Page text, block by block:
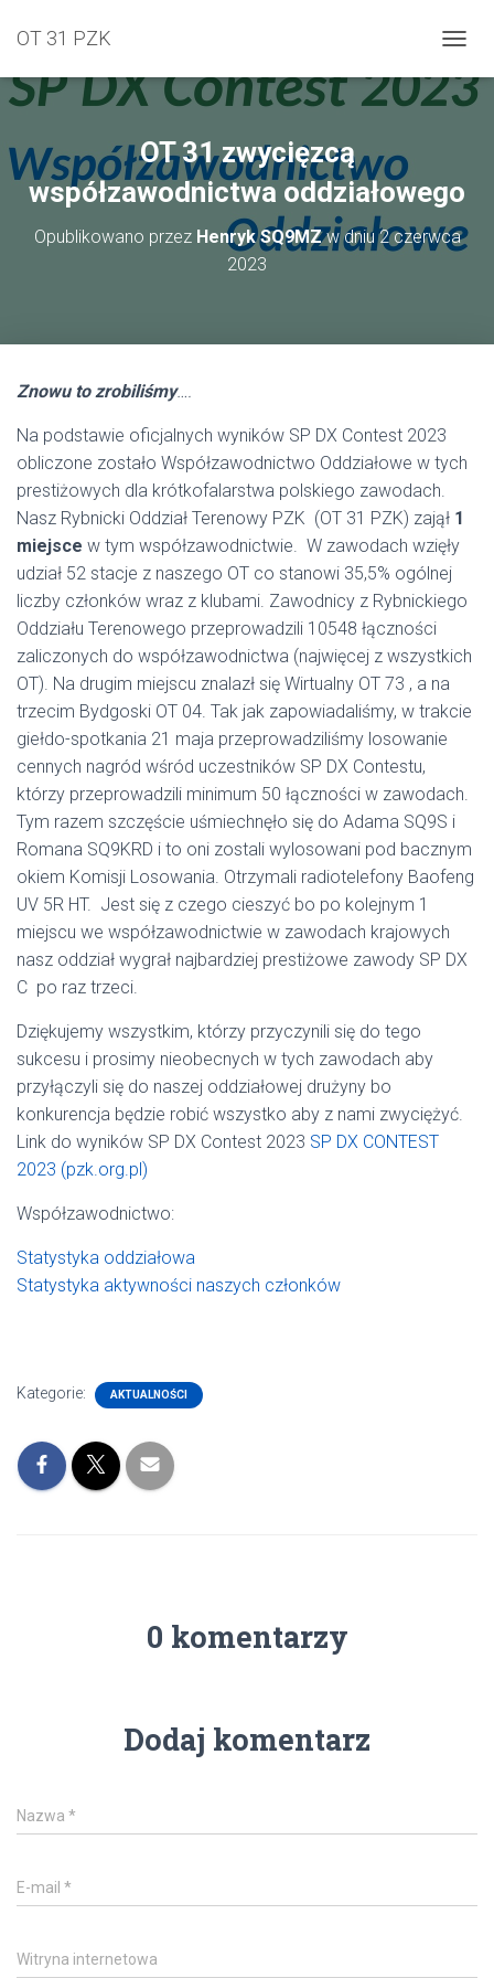
OT 31 PZK
OT 31 zwycięzcą
współzawodnictwa oddziałowego
Opublikowano przez Henryk SQ9MZw dniu2 czerwca
2023
Znowu to zrobiliśmy….
Na podstawie oficjalnych wyników SP DX Contest 2023
obliczone zostało Współzawodnictwo Oddziałowe w tych
prestiżowych dla krótkofalarstwa polskiego zawodach.
Nasz Rybnicki Oddział Terenowy PZK (OT 31 PZK) zajął 1
miejsce w tym współzawodnictwie. W zawodach wzięły
udział 52 stacje z naszego OT co stanowi 35,5% ogólnej
liczby członków wraz z klubami. Zawodnicy z Rybnickiego
Oddziału Terenowego przeprowadzili 10548 łączności
zaliczonych do współzawodnictwa (najwięcej z wszystkich
OT). Na drugim miejscu znalazł się Wirtualny OT 73 , a na
trzecim Bydgoski OT 04. Tak jak zapowiadaliśmy, w trakcie
giełdo-spotkania 21 maja przeprowadziliśmy losowanie
cennych nagród wśród uczestników SP DX Contestu,
którzy przeprowadzili minimum 50 łączności w zawodach.
Tym razem szczęście uśmiechnęło się do Adama SQ9S i
Romana SQ9KRD i to oni zostali wylosowani pod bacznym
okiem Komisji Losowania. Otrzymali radiotelefony Baofeng
UV 5R HT. Jest się z czego cieszyć bo po kolejnym 1
miejscu we współzawodnictwie w zawodach krajowych
nasz oddział wygrał najbardziej prestiżowe zawody SP DX
C po raz trzeci.
Dziękujemy wszystkim, którzy przyczynili się do tego
sukcesu i prosimy nieobecnych w tych zawodach aby
przyłączyli się do naszej oddziałowej drużyny bo
konkurencja będzie robić wszystko aby z nami zwyciężyć.
Link do wyników SP DX Contest 2023 SP DX CONTEST
2023 (pzk.org.pl)
Współzawodnictwo:
Statystyka oddziałowa
Statystyka aktywności naszych członków
Kategorie: AKTUALNOŚCI
0 komentarzy
Dodaj komentarz
Nazwa *
E-mail *
Witryna internetowa